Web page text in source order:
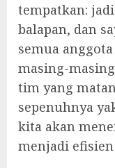
tempatkan:
balapan, dan
semua
masing-
tim yang
sepenuhnya
kita akan
menjadi